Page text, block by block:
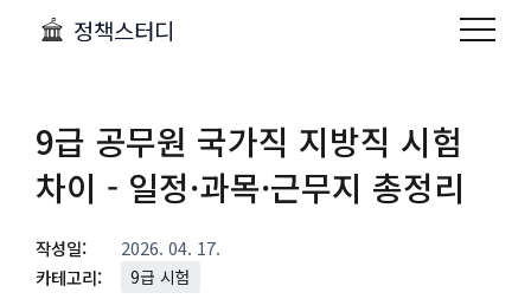
정책스터디
9급 공무원 국가직 지방직 시험
차이 - 일정·과목·근무지 총정리
작성일:
2026. 04. 17.
카테고리:
9급 시험